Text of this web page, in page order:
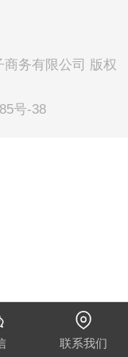
务有限公司 版权
号-38
联系我们